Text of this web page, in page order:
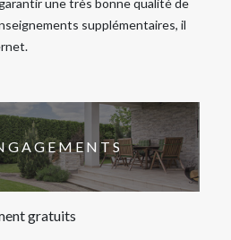
une très bonne qualité de
supplémentaires, il
gratuits